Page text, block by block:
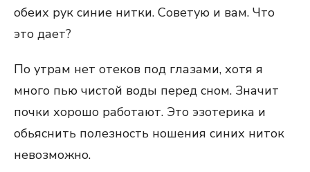
обеих рук синие нитки. Советую и вам. Что
это дает?
По утрам нет отеков под глазами, хотя я
много пью чистой воды перед сном. Значит
почки хорошо работают. Это эзотерика и
обьяснить полезность ношения синих ниток
невозможно.